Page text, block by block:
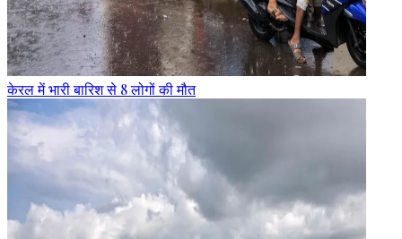
केरल में भारी बारिश से 8 लोगों की मौत